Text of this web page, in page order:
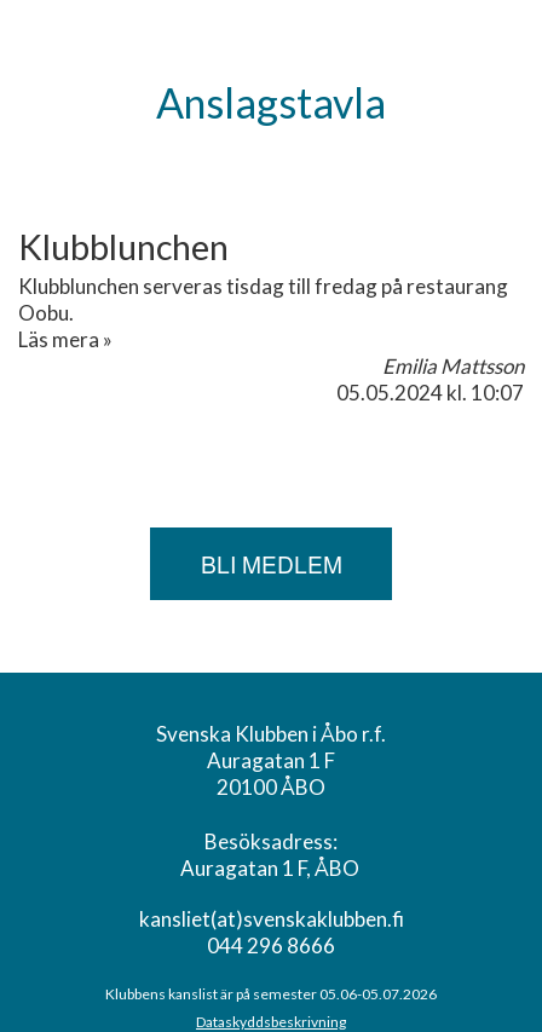
Anslagstavla
Klubblunchen
Klubblunchen serveras tisdag till fredag på restaurang
Oobu.
Läs mera »
Emilia Mattsson
05.05.2024kl. 10:07
BLI MEDLEM
Svenska Klubben i Åbo r.f.
Auragatan 1 F
20100 ÅBO
Besöksadress:
Auragatan 1 F, ÅBO
kansliet(at)svenskaklubben.fi
044 296 8666
Klubbens kanslist är på semester 05.06-05.07.2026
Dataskyddsbeskrivning